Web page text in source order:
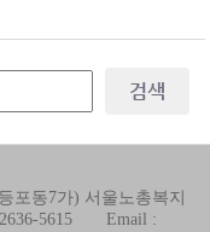
포동7가) 서울노총복지
5615 Email :